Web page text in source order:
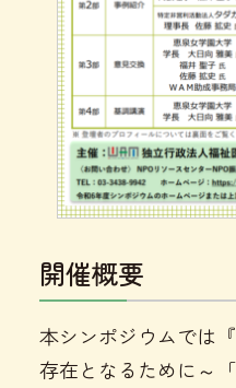
開催概要
本シンポジウムでは
存在となるために～